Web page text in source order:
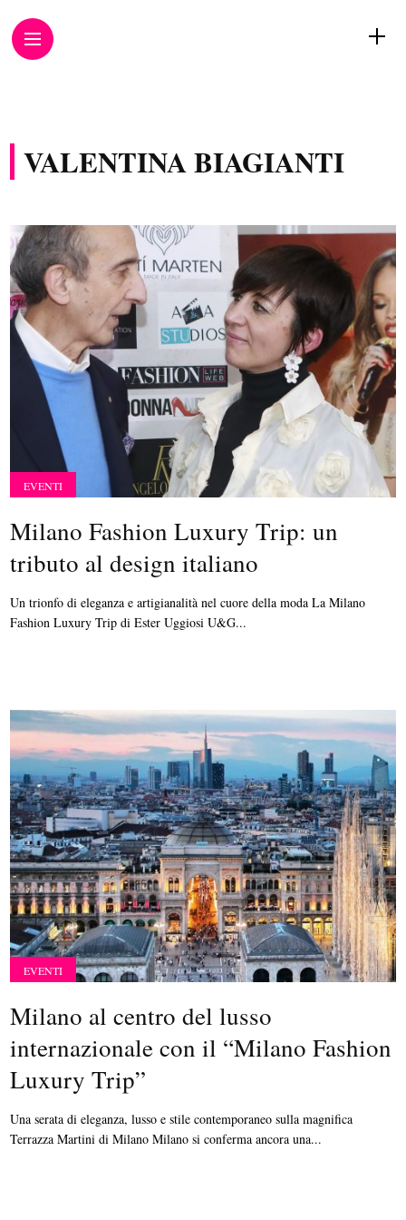
VALENTINA BIAGIANTI
EVENTI
Milano Fashion Luxury Trip: un
tributo al design italiano
Un trionfo di eleganza e artigianalità nel cuore della moda La Milano
Fashion Luxury Trip di Ester Uggiosi U&G...
EVENTI
Milano al centro del lusso
internazionale con il “Milano Fashion
Luxury Trip”
Una serata di eleganza, lusso e stile contemporaneo sulla magnifica
Terrazza Martini di Milano Milano si conferma ancora una...